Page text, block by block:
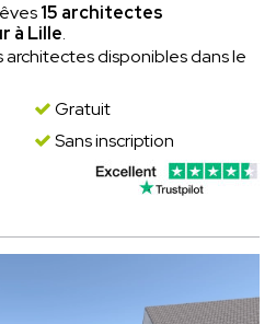
15 architectes
à Lille.
disponibles dans le
Gratuit
Sans inscription